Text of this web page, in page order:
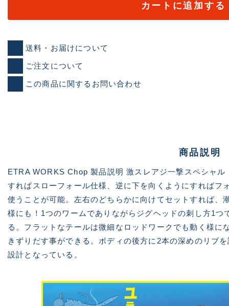
カートに追加する
送料・お届けについて
ご注文について
この商品に関するお問い合わせ
商品説明
ETRA WORKS Chop 製品説明 激スレアジ一撃スペシャ
すればスローフォール仕様、逆に下を向くようにすればフ
使うことが可能。左右のどちらかに向けてセットすれば、
様にも！1つのワームでありながらジグヘッドの刺し方1
る。フラットなテールは微細なロッドワークでも動く様に
きずりだす事ができる。ボディの後方に2本の深めのリブ
設計となっている。